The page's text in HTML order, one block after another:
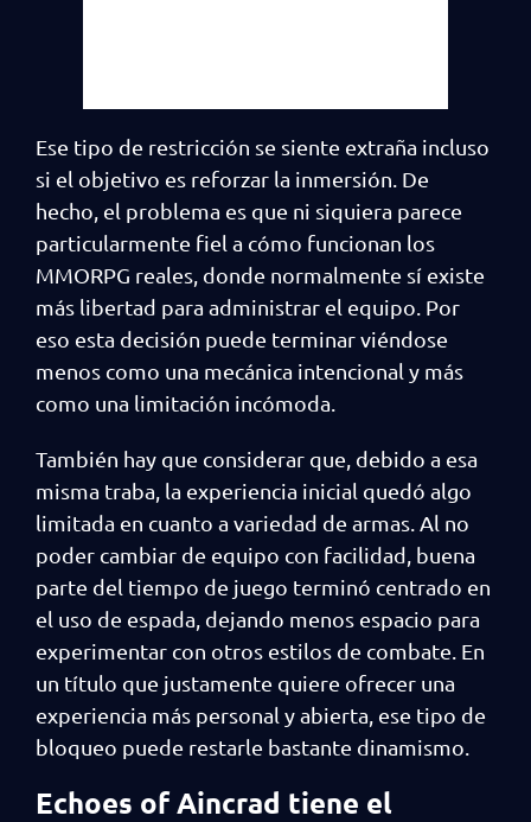
Ese tipo de restricción se siente extraña incluso
si el objetivo es reforzar la inmersión. De
hecho, el problema es que ni siquiera parece
particularmente fiel a cómo funcionan los
MMORPG reales, donde normalmente sí existe
más libertad para administrar el equipo. Por
eso esta decisión puede terminar viéndose
menos como una mecánica intencional y más
como una limitación incómoda.
También hay que considerar que, debido a esa
misma traba, la experiencia inicial quedó algo
limitada en cuanto a variedad de armas. Al no
poder cambiar de equipo con facilidad, buena
parte del tiempo de juego terminó centrado en
el uso de espada, dejando menos espacio para
experimentar con otros estilos de combate. En
un título que justamente quiere ofrecer una
experiencia más personal y abierta, ese tipo de
bloqueo puede restarle bastante dinamismo.
Echoes of Aincrad tiene el